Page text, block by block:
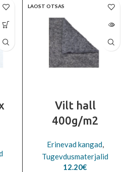
LAOST OTSAS
Vilt hall
400g/m2
Erinevad kangad,
Tugevdusmaterjalid
12.20€